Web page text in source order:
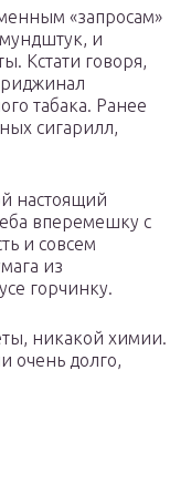
«запросам»
и
Кстати говоря,
табака. Ранее
сигарилл,
настоящий
вперемешку с
и совсем
из
горчинку.
никакой химии.
очень долго,